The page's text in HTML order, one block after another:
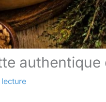
authentique